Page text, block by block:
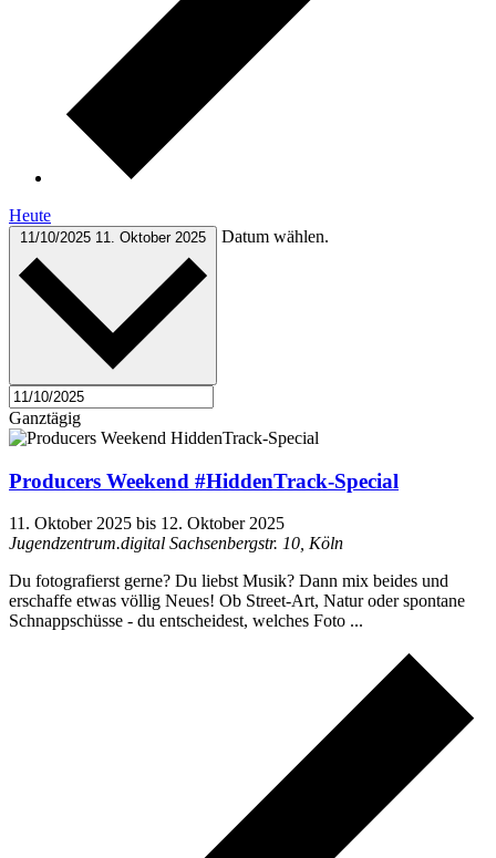
Heute
11/10/2025 11. Oktober 2025 Datum wählen.
Ganztägig
Producers Weekend #HiddenTrack-Special
11. Oktober 2025 bis 12. Oktober 2025
Jugendzentrum.digital Sachsenbergstr. 10, Köln
Du fotografierst gerne? Du liebst Musik? Dann mix beides und
erschaffe etwas völlig Neues! Ob Street-Art, Natur oder spontane
Schnappschüsse - du entscheidest, welches Foto ...